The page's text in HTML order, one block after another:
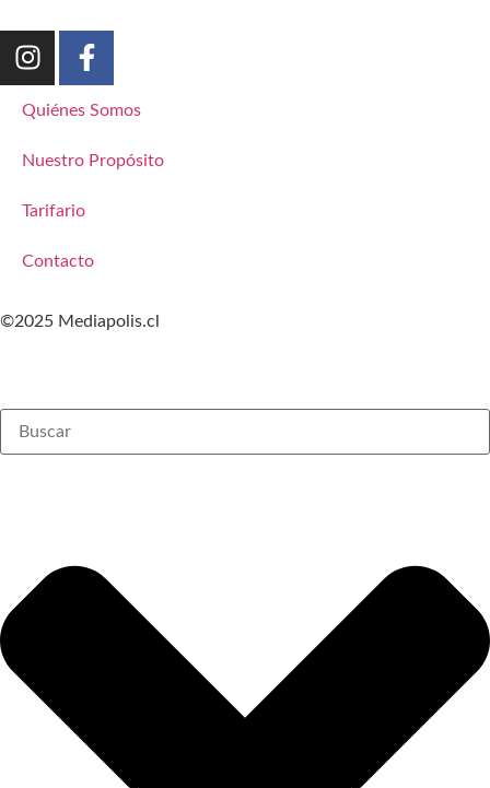
Quiénes Somos
Nuestro Propósito
Tarifario
Contacto
©2025 Mediapolis.cl